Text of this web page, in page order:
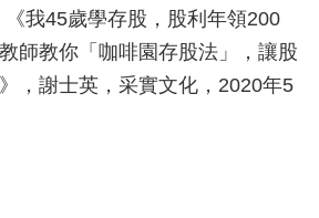
《我45歲學存股，股利年領200
師教你「咖啡園存股法」，讓股
，謝士英，采實文化，2020年5